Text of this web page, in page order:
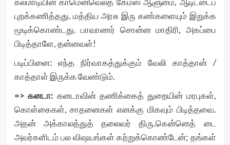
புறக்கணித்தது. மத்திய அரசு இரு கண்களையும் இறுக்க
மூடிக்கொண்டது. பாவாணர் சொன்ன மாதிரி, அகப்பை
பிடித்தாளே, தன்னவள்!
படிப்பினை: எந்த நிர்வாகத்துக்கும் வேலி காத்தான் /
காத்தாள் இருக்க வேண்டும்.
=> கனடா: கனடாவின் தணிக்கைத் துறையின் மரபுகள்,
கொள்கைகள், சாதனைகள் எனக்கு மிகவும் பிடித்தவை.
அதன் அக்காலத்துத் தலைவர் திரு.கென்னெத் டை
அவர்களிடம் பல விஷயங்கள் கற்றுக்கொண்டேன்; தங்கள்